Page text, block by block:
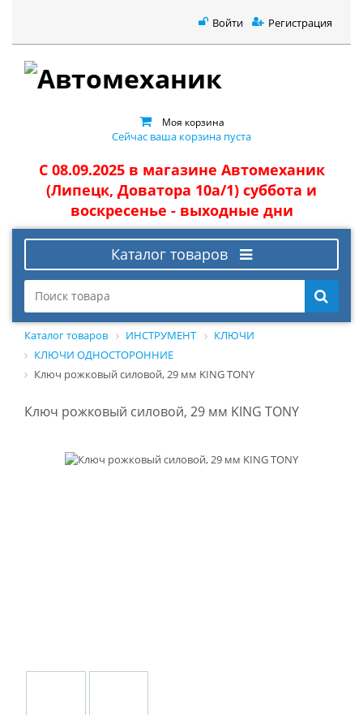
Войти Регистрация
Моя корзина
Сейчас ваша корзина пуста
С 08.09.2025 в магазине Автомеханик
(Липецк, Доватора 10а/1) суббота и
воскресенье - выходные дни
Каталог товаров
Каталог товаров ИНСТРУМЕНТ
КЛЮЧИ
КЛЮЧИ ОДНОСТОРОННИЕ
Ключ рожковый силовой, 29 мм KING TONY
Ключ рожковый силовой, 29 мм KING TONY